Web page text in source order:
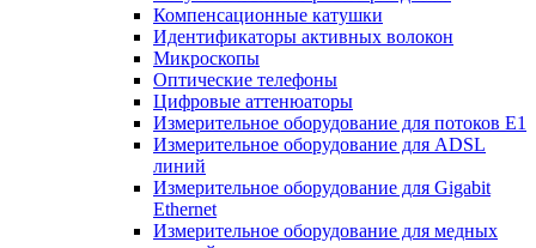
Компенсационные катушки
Идентификаторы активных волокон
Микроскопы
Оптические телефоны
Цифровые аттенюаторы
Измерительное оборудование для потоков Е1
Измерительное оборудование для ADSL
линий
Измерительное оборудование для Gigabit
Ethernet
Измерительное оборудование для медных